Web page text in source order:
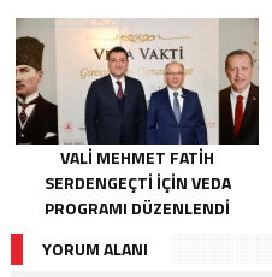
VALI MEHMET FATIH
SERDENGEÇTI İÇIN VEDA
PROGRAMI DÜZENLENDI
YORUM ALANI